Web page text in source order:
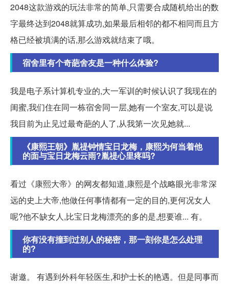
2048这款游戏的玩法非常的简单,只需要合成随机给出的数
字最终达到2048就算成功,如果最后相邻的都不相同而且方
格已经被填满的话,那么游戏就结束了哦。
宿舍里有个奇葩舍友是一种什么体验?
我是电子系计算机专业的,大一军训的时候认识了我现在的
闺蜜,我们住在同一栋宿舍同一层,她有一个室友,可以是说
我目前为止见过最奇葩的人了,从我第一次见她就...
《康熙王朝》胤禔钟情宝日龙梅，康熙为何当着他
的面与宝日龙梅云雨?胤禔心里疼吗?
看过《康熙大帝》的网友都知道,康熙是个战略眼光非常深
远的史上大帝,他做任何事情都有一定的目的,更何况女人
呢?他不缺女人,比宝日龙梅漂亮的多的是,想要谁... 有。
你有没有撞到过别人的秘密，那一刻你是怎么处理
的?
谢邀。 有遇到外科年轻医生,和护士长的艳遇。但是同事而